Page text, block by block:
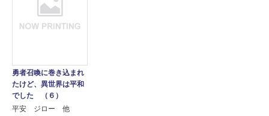
勇者召喚に巻き込まれ
たけど、異世界は平和
でした （６）
平安 ジロー 他